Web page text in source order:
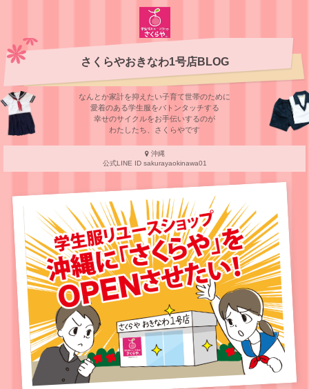
さくらやおきなわ1号店BLOG
なんとか家計を抑えたい子育て世帯のために
愛着のある学⽣服をバトンタッチする
幸せのサイクルをお⼿伝いするのが
わたしたち、さくらやです
沖縄
公式LINE ID sakurayaokinawa01